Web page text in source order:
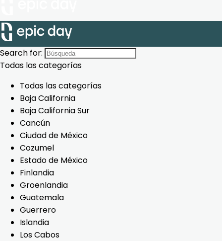
Search for:
Todas las categorías
Todas las categorías
Baja California
Baja California Sur
Cancún
Ciudad de México
Cozumel
Estado de México
Finlandia
Groenlandia
Guatemala
Guerrero
Islandia
Los Cabos